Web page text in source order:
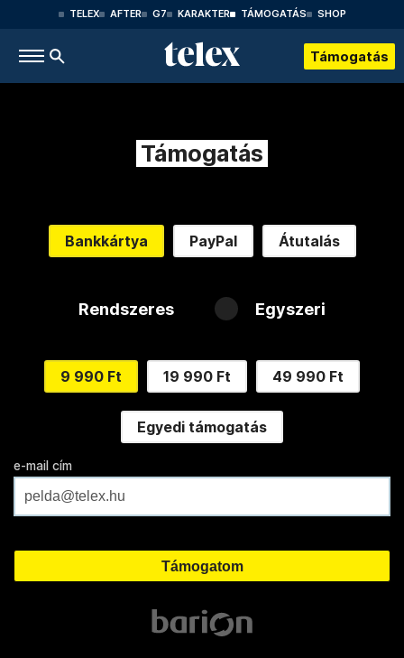
TELEX AFTER G7 KARAKTER TÁMOGATÁS SHOP
Támogatás
Támogatás
Bankkártya PayPal Átutalás
Rendszeres Egyszeri
9 990 Ft 19 990 Ft 49 990 Ft
Egyedi támogatás
e-mail cím